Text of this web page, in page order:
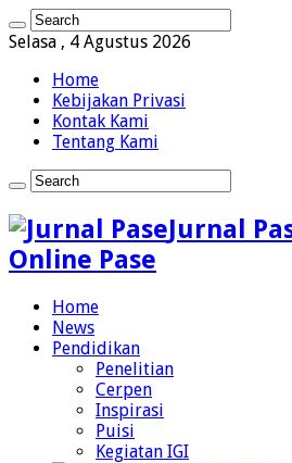
Selasa , 4 Agustus 2026
Home
Kebijakan Privasi
Kontak Kami
Tentang Kami
Jurnal
Online Pase
Home
News
Pendidikan
Penelitian
Cerpen
Inspirasi
Puisi
Kegiatan IGI